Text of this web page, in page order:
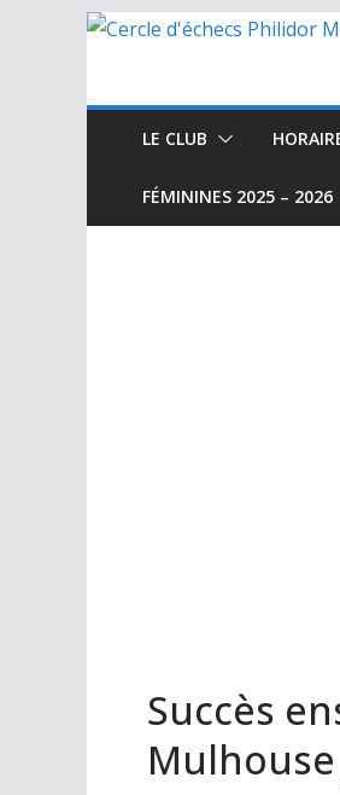
Passer
LE CLUB
FÉMININES 2025 – 2026
Succès